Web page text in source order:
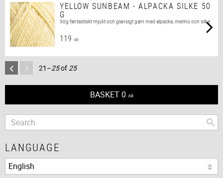
YELLOW SUNBEAM - ALPACKA SILKE 50
G
50g fantastiskt mjukt och glansigt garn med alpacka, merino och silke.
119 KR
21–25of 25
BASKET 0 KR
LANGUAGE